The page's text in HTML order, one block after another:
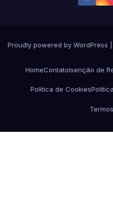
Proudly powered by WordPress
HomeContatoIsenção de
Política de Cookies